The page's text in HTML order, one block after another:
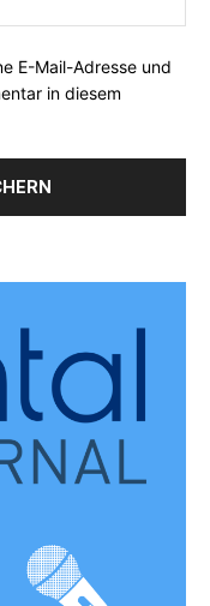
E-Mail-Adresse und
in diesem